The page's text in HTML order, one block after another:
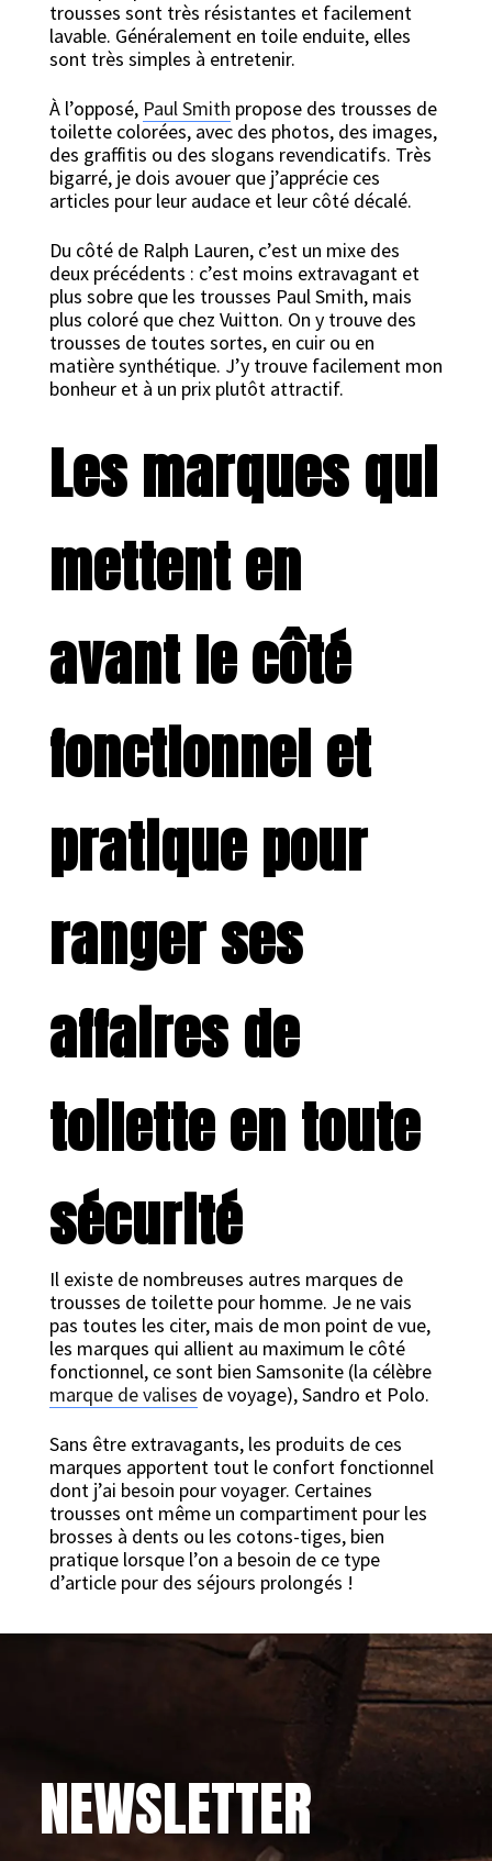
trousses sont très résistantes et facilement
lavable. Généralement en toile enduite, elles
sont très simples à entretenir.
À l’opposé, Paul Smith propose des trousses de
toilette colorées, avec des photos, des images,
des graffitis ou des slogans revendicatifs. Très
bigarré, je dois avouer que j’apprécie ces
articles pour leur audace et leur côté décalé.
Du côté de Ralph Lauren, c’est un mixe des
deux précédents : c’est moins extravagant et
plus sobre que les trousses Paul Smith, mais
plus coloré que chez Vuitton. On y trouve des
trousses de toutes sortes, en cuir ou en
matière synthétique. J’y trouve facilement mon
bonheur et à un prix plutôt attractif.
Les marques qui
mettent en
avant le côté
fonctionnel et
pratique pour
ranger ses
affaires de
toilette en toute
sécurité
Il existe de nombreuses autres marques de
trousses de toilette pour homme. Je ne vais
pas toutes les citer, mais de mon point de vue,
les marques qui allient au maximum le côté
fonctionnel, ce sont bien Samsonite (la célèbre
marque de valises de voyage), Sandro et Polo.
Sans être extravagants, les produits de ces
marques apportent tout le confort fonctionnel
dont j’ai besoin pour voyager. Certaines
trousses ont même un compartiment pour les
brosses à dents ou les cotons-tiges, bien
pratique lorsque l’on a besoin de ce type
d’article pour des séjours prolongés !
NEWSLETTER